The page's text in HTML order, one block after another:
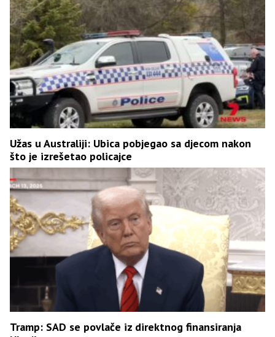
Užas u Australiji: Ubica pobjegao sa djecom nakon
što je izrešetao policajce
Tramp: SAD se povlače iz direktnog finansiranja